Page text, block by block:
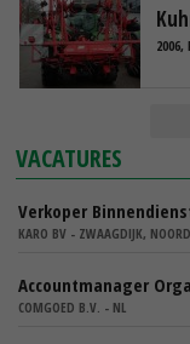
2006,
VACATURES
Verkoper
KARO BV - ZWAAGDIJK,
Accountmanager
COMGOED B.V. - NL